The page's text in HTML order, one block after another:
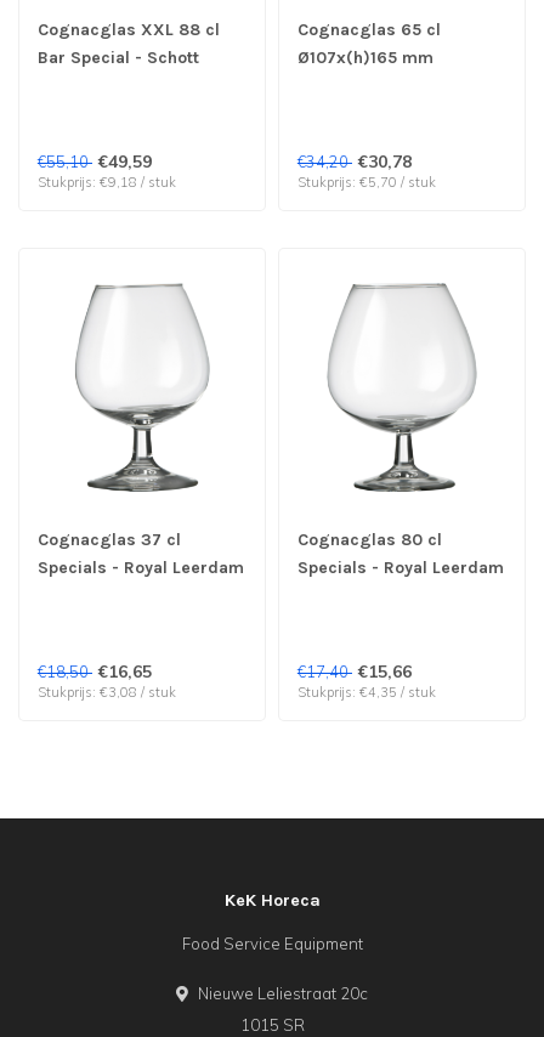
Cognacglas XXL 88 cl
Bar Special - Schott
€55,10 €49,59
Stukprijs: €9,18 / stuk
Cognacglas 65 cl
Ø107x(h)165 mm
€34,20 €30,78
Stukprijs: €5,70 / stuk
Cognacglas 37 cl
Specials - Royal Leerdam
€18,50 €16,65
Stukprijs: €3,08 / stuk
Cognacglas 80 cl
Specials - Royal Leerdam
€17,40 €15,66
Stukprijs: €4,35 / stuk
KeK Horeca
Food Service Equipment
Nieuwe Leliestraat 20c
1015 SR